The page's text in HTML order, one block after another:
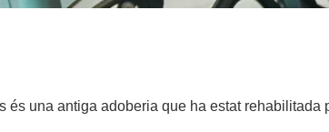
és una antiga adoberia que ha estat